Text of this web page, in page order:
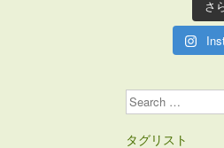
さ
Search
タグリスト